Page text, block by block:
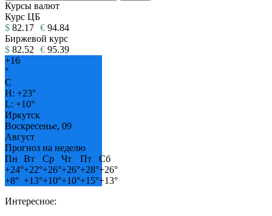
Курсы валют
Курс ЦБ
$ 82.17 € 94.84
Биржевой курс
$ 82.52 € 95.39
+16
°
C
H: +23°
L: +10°
Иркутск
Воскресенье, 09
Август
Прогноз на неделю
Пн
Вт Ср Чт Пт
Сб
+24°+22°+26°+26°+28°+26°
+8° +13°+10°+10°+15°+13°
Интересное: